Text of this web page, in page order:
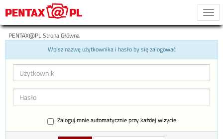
PENTAX@PL Strona Główna
Wpisz nazwę użytkownika i hasło by się zalogować
Zaloguj mnie automatycznie przy każdej wizycie